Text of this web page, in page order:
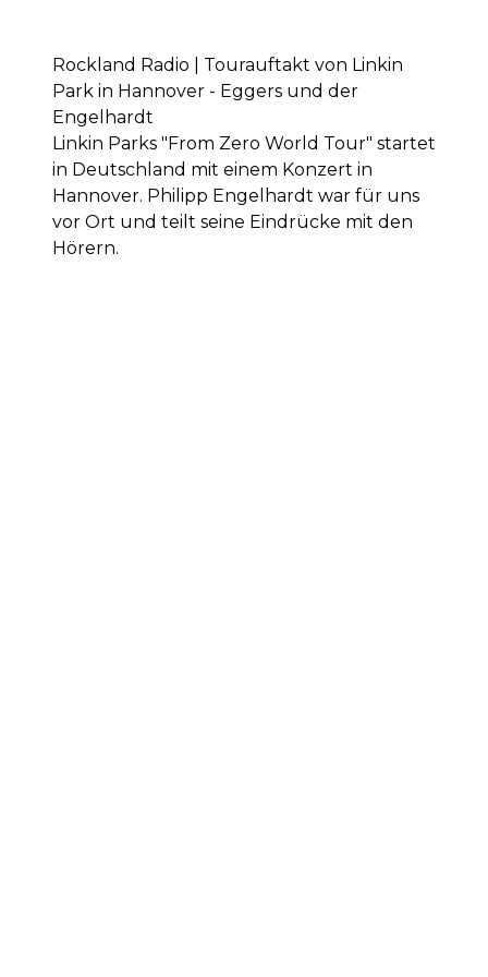
Rockland Radio | Tourauftakt von Linkin
Park in Hannover - Eggers und der
Engelhardt
Linkin Parks "From Zero World Tour" startet
in Deutschland mit einem Konzert in
Hannover. Philipp Engelhardt war für uns
vor Ort und teilt seine Eindrücke mit den
Hörern.